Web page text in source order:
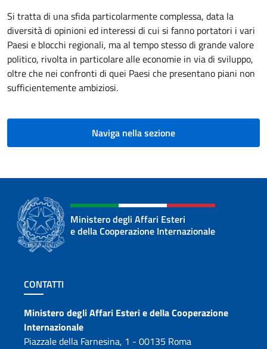
Si tratta di una sfida particolarmente complessa, data la
diversità di opinioni ed interessi di cui si fanno portatori i vari
Paesi e blocchi regionali, ma al tempo stesso di grande valore
politico, rivolta in particolare alle economie in via di sviluppo,
oltre che nei confronti di quei Paesi che presentano piani non
sufficientemente ambiziosi.
Naviga nella sezione
Ministero degli Affari Esteri
e della Cooperazione Internazionale
Sezione footer
CONTATTI
Contatti
Ministero degli Affari Esteri e della Cooperazione
Internazionale
Piazzale della Farnesina, 1 - 00135 Roma